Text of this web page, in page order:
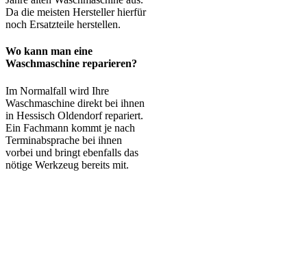
Da die meisten Hersteller hierfür
noch Ersatzteile herstellen.
Wo kann man eine
Waschmaschine reparieren?
Im Normalfall wird Ihre
Waschmaschine direkt bei ihnen
in Hessisch Oldendorf repariert.
Ein Fachmann kommt je nach
Terminabsprache bei ihnen
vorbei und bringt ebenfalls das
nötige Werkzeug bereits mit.